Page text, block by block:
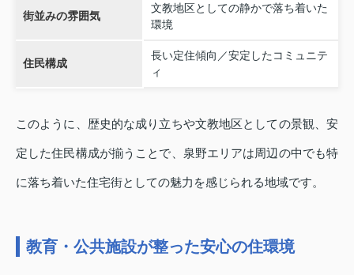
街並みの雰囲気
文教地区としての静かで落ち着いた
環境
住民構成
長い定住傾向／安定したコミュニテ
ィ
このように、歴史的な成り立ちや文教地区としての景観、安
定した住民構成が揃うことで、泉野エリアは周辺の中でも特
に落ち着いた住宅街としての魅力を感じられる地域です。
教育・公共施設が整った安心の住環境